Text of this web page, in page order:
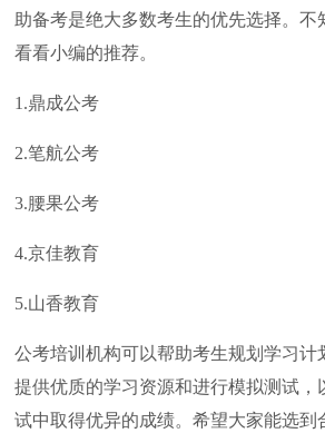
助备考是绝大多数考生的优先选择。不
看看小编的推荐。
1.鼎成公考
2.笔航公考
3.腰果公考
4.京佳教育
5.山香教育
公考培训机构可以帮助考生规划学习计
提供优质的学习资源和进行模拟测试，
试中取得优异的成绩。希望大家能选到